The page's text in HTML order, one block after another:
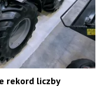
rekord liczby